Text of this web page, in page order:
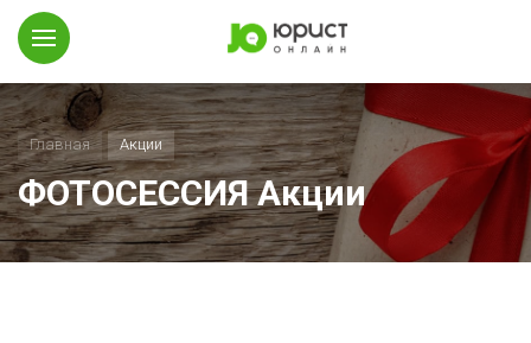
Главная Акции
ФОТОСЕССИЯ Акции